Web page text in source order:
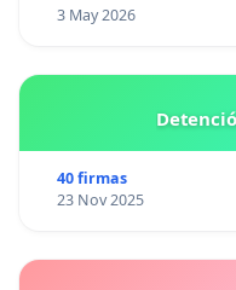
3 May 2026
40 firmas
23 Nov 2025